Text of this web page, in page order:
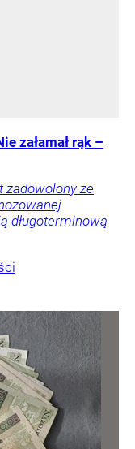
załamał rąk –
zadowolony ze
długoterminową